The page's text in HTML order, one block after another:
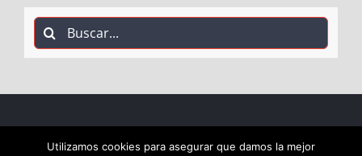
Buscar:
COPYRIGHT 2018 Socialistas de Alcalá PSOE ALCALÁ |
Utilizamos cookies para asegurar que damos la mejor